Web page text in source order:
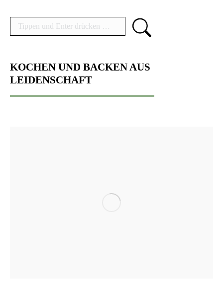
KOCHEN UND BACKEN AUS
LEIDENSCHAFT